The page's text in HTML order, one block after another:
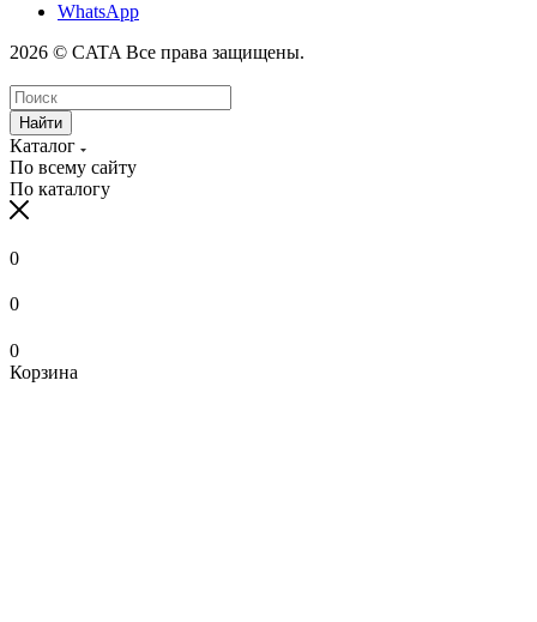
WhatsApp
2026 © CATA Все права защищены.
Найти
Каталог
По всему сайту
По каталогу
0
0
0
Корзина